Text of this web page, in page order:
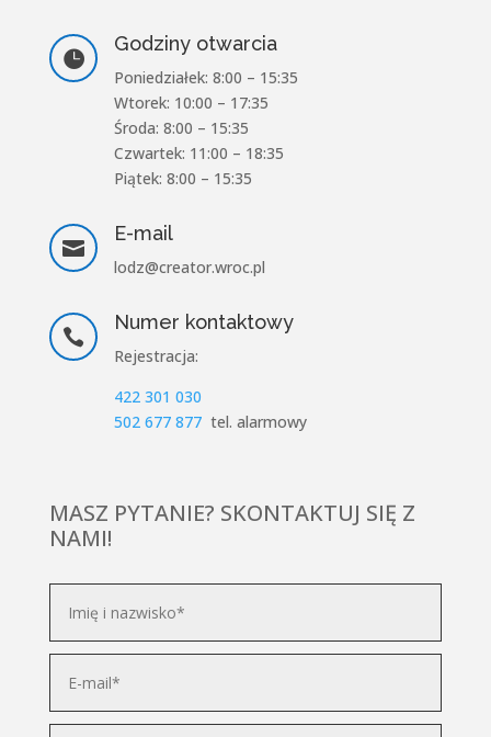

Godziny otwarcia
Poniedziałek: 8:00 – 15:35
Wtorek: 10:00 – 17:35
Środa: 8:00 – 15:35
Czwartek: 11:00 – 18:35
Piątek: 8:00 – 15:35

E-mail
lodz@creator.wroc.pl

Numer kontaktowy
Rejestracja:
422 301 030
502 677 877tel. alarmowy
MASZ PYTANIE? SKONTAKTUJ SIĘ Z
NAMI!